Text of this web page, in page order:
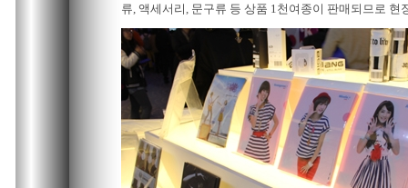
류, 액세서리, 문구류 등 상품 1천여종이 판매되므로 현